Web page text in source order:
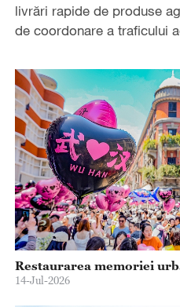
livrări rapide de produse
de coordonare a traficului
Restaurarea memoriei
14-Jul-2026